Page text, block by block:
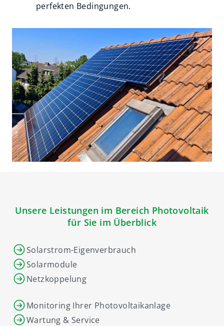
perfekten Bedingungen.
Unsere Leistungen im Bereich Photovoltaik
für Sie im Überblick
Solarstrom-Eigenverbrauch
Solarmodule
Netzkoppelung
Monitoring Ihrer Photovoltaikanlage
Wartung & Service